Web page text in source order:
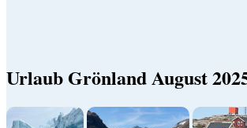
Urlaub Grönland August